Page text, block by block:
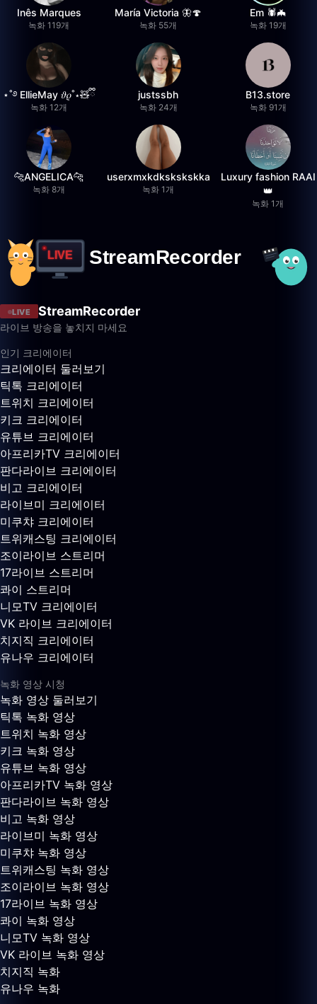
Inês Marques
녹화 119개
María Victoria 🦋🍄
녹화 55개
Em 🕷️🦇
녹화 19개
⋆˚࿔ EllieMay 𝜗𝜚˚⋆🧸ྀི
녹화 12개
justssbh
녹화 24개
B13.store
녹화 91개
🐆ANGELICA🐆
녹화 8개
userxmxkdkskskskka
녹화 1개
Luxury fashion RAAI
👑
녹화 1개
LIVE StreamRecorder
라이브 방송을 놓치지 마세요
인기 크리에이터
크리에이터 둘러보기
틱톡 크리에이터
트위치 크리에이터
키크 크리에이터
유튜브 크리에이터
아프리카TV 크리에이터
판다라이브 크리에이터
비고 크리에이터
라이브미 크리에이터
미쿠챠 크리에이터
트위캐스팅 크리에이터
조이라이브 스트리머
17라이브 스트리머
콰이 스트리머
니모TV 크리에이터
VK 라이브 크리에이터
치지직 크리에이터
유나우 크리에이터
녹화 영상 시청
녹화 영상 둘러보기
틱톡 녹화 영상
트위치 녹화 영상
키크 녹화 영상
유튜브 녹화 영상
아프리카TV 녹화 영상
판다라이브 녹화 영상
비고 녹화 영상
라이브미 녹화 영상
미쿠챠 녹화 영상
트위캐스팅 녹화 영상
조이라이브 녹화 영상
17라이브 녹화 영상
콰이 녹화 영상
니모TV 녹화 영상
VK 라이브 녹화 영상
치지직 녹화
유나우 녹화